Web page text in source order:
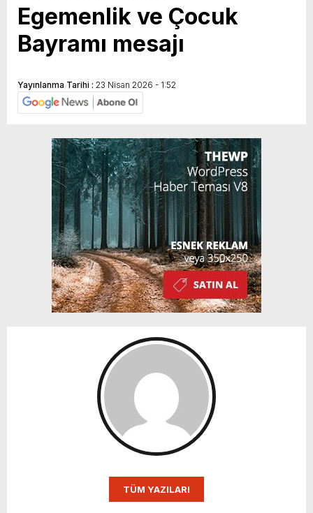
Egemenlik ve Çocuk
Bayramı mesajı
Yayınlanma Tarihi : 23 Nisan 2026 - 1:52
TÜM YAZILARI